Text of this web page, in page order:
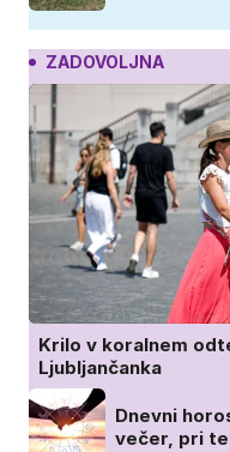
ZADOVOLJNA
Krilo v koralnem
Ljubljančanka
Dnevni
večer, pri